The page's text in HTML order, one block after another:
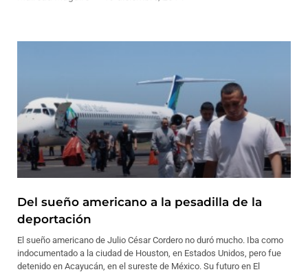
Del sueño americano a la pesadilla de la
deportación
El sueño americano de Julio César Cordero no duró mucho. Iba como
indocumentado a la ciudad de Houston, en Estados Unidos, pero fue
detenido en Acayucán, en el sureste de México. Su futuro en El